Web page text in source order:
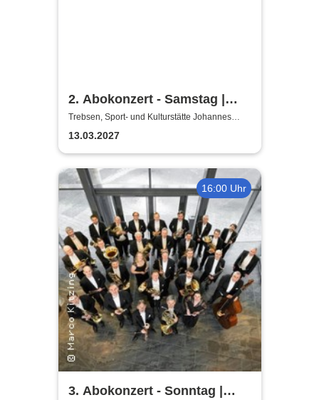
2. Abokonzert - Samstag |
Sächsische
Bläserphilharmonie
Trebsen, Sport- und Kulturstätte Johannes
Wiede
13.03.2027
16:00 Uhr
3. Abokonzert - Sonntag |